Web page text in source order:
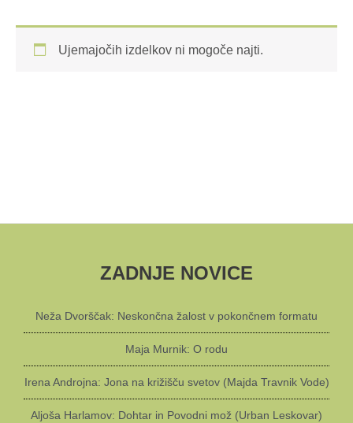
Ujemajočih izdelkov ni mogoče najti.
ZADNJE NOVICE
Neža Dvorščak: Neskončna žalost v pokončnem formatu
Maja Murnik: O rodu
Irena Androjna: Jona na križišču svetov (Majda Travnik Vode)
Aljoša Harlamov: Dohtar in Povodni mož (Urban Leskovar)